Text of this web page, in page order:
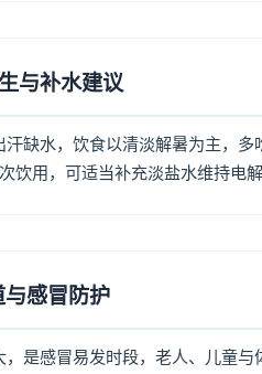
与补水建议
汗缺水，饮食以清淡解暑为主，
饮用，可适当补充淡盐水维持电解
感冒防护
，是感冒易发时段，老人、儿童